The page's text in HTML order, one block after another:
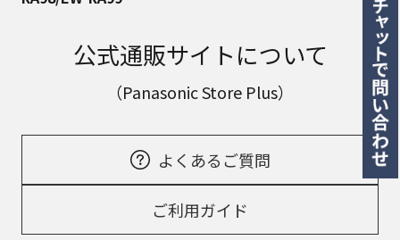
公式通販サイトについて
（Panasonic Store Plus）
よくあるご質問
ご利用ガイド